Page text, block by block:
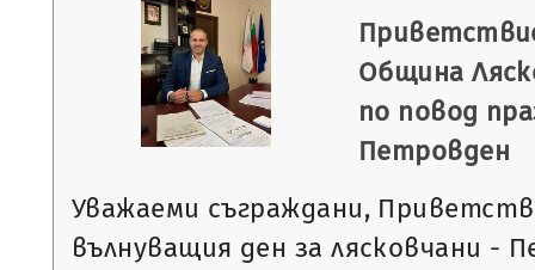
Община
по повод
Петровден
Уважаеми съграждани,
вълнуващия ден за лясковчани -